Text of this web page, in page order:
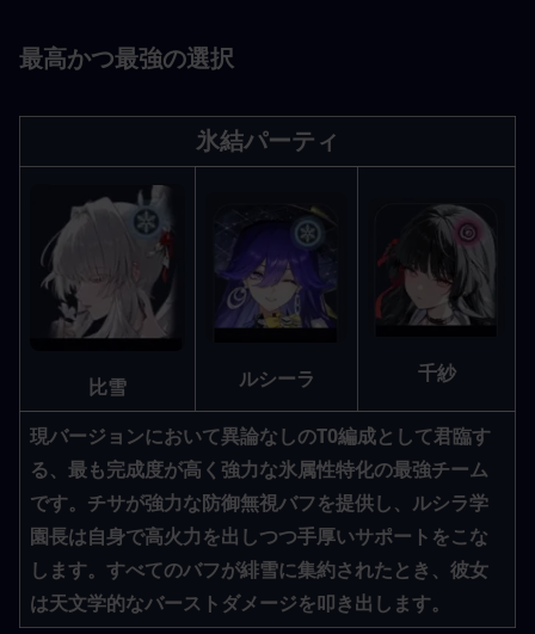
最高かつ最強の選択
氷結パーティ
比雪 ルシーラ 千紗
現バージョンにおいて異論なしのT0編成として君臨す
る、最も完成度が高く強力な氷属性特化の最強チーム
です。チサが強力な防御無視バフを提供し、ルシラ学
園長は自身で高火力を出しつつ手厚いサポートをこな
します。すべてのバフが緋雪に集約されたとき、彼女
は天文学的なバーストダメージを叩き出します。